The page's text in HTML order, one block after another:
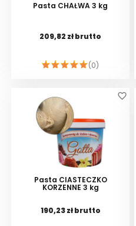
Pasta CHAŁWA 3 kg
209,82 zł brutto
(0)
Pasta CIASTECZKO
KORZENNE 3 kg
190,23 zł brutto
favorite_border